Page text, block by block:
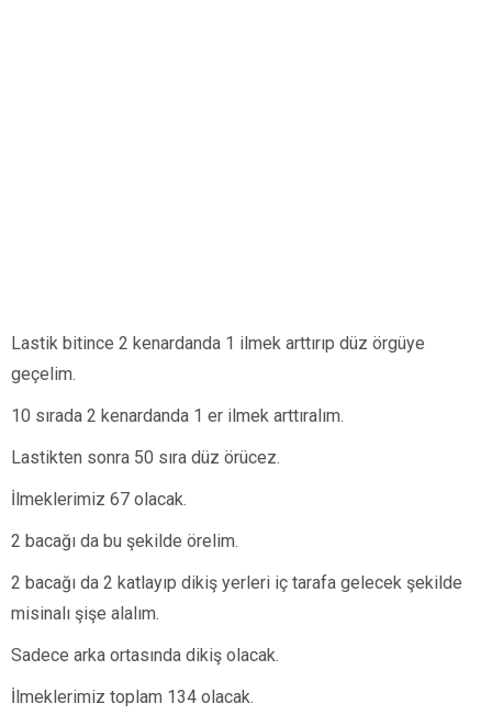
Lastik bitince 2 kenardanda 1 ilmek arttırıp düz örgüye
geçelim.
10 sırada 2 kenardanda 1 er ilmek arttıralım.
Lastikten sonra 50 sıra düz örücez.
İlmeklerimiz 67 olacak.
2 bacağı da bu şekilde örelim.
2 bacağı da 2 katlayıp dikiş yerleri iç tarafa gelecek şekilde
misinalı şişe alalım.
Sadece arka ortasında dikiş olacak.
İlmeklerimiz toplam 134 olacak.